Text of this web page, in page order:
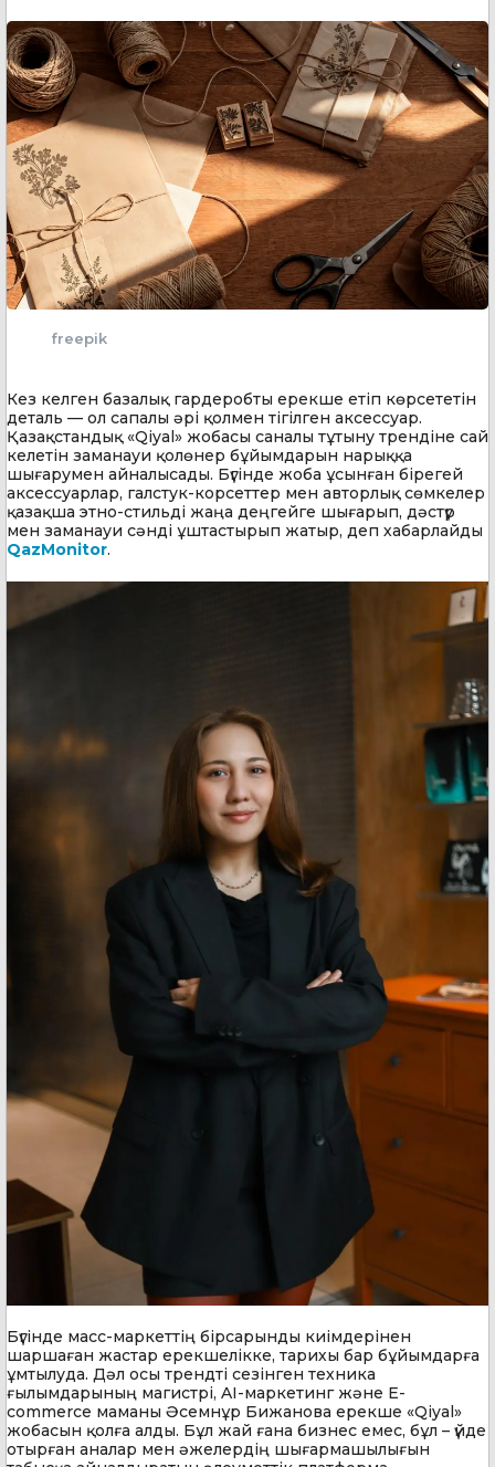
freepik
Кез келген базалық гардеробты ерекше етіп көрсететін
деталь — ол сапалы әрі қолмен тігілген аксессуар.
Қазақстандық «Qiyal» жобасы саналы тұтыну трендіне сай
келетін заманауи қолөнер бұйымдарын нарыққа
шығарумен айналысады. Бүгінде жоба ұсынған бірегей
аксессуарлар, галстук-корсеттер мен авторлық сөмкелер
қазақша этно-стильді жаңа деңгейге шығарып, дәстүр
мен заманауи сәнді ұштастырып жатыр, деп хабарлайды
QazMonitor.
Бүгінде масс-маркеттің бірсарынды киімдерінен
шаршаған жастар ерекшелікке, тарихы бар бұйымдарға
ұмтылуда. Дәл осы трендті сезінген техника
ғылымдарының магистрі, AI-маркетинг және E-
commerce маманы Әсемнұр Бижанова ерекше «Qiyal»
жобасын қолға алды. Бұл жай ғана бизнес емес, бұл – үйде
отырған аналар мен әжелердің шығармашылығын